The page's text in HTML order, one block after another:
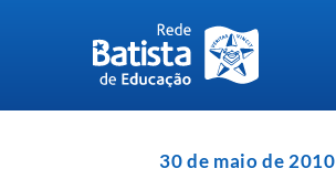
30 de maio de 2010